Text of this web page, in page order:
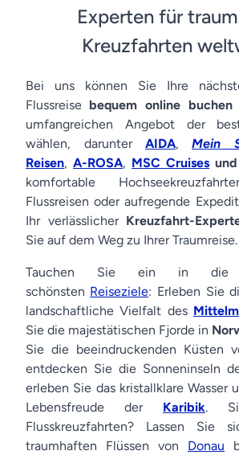
Experten für
Kreuzfahrten
Bei uns können Sie Ihre
Flussreise bequem online buchen
umfangreichen Angebot der
wählen, darunter AIDA, Mein
Reisen, A-ROSA, MSC Cruises
komfortable
Flussreisen oder aufregende
Ihr verlässlicher Kreuzfahrt-
Sie auf dem Weg zu Ihrer Traumreise.
Tauchen Sie ein in die
schönsten Reiseziele: Erleben Sie
landschaftliche Vielfalt des
Sie die majestätischen Fjorde in
Sie die beeindruckenden Küsten
entdecken Sie die Sonneninseln
erleben Sie das kristallklare Wasser
Lebensfreude der Karibik.
Flusskreuzfahrten? Lassen Sie
traumhaften Flüssen von Donau